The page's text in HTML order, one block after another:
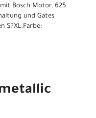
mit Bosch Motor, 625
und Gates
S?XL.Farbe:
metallic